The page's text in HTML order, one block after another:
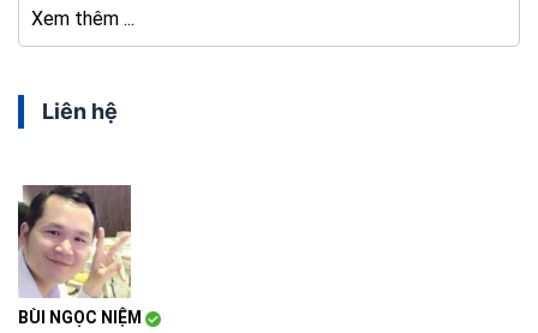
duplex 249m2 = 309m2, penthouse 239m2.
Xem thêm ...
Liên hệ
BÙI NGỌC NIỆM